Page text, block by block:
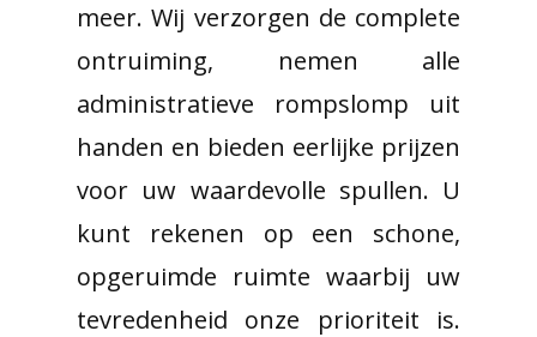
meer. Wij verzorgen de complete
ontruiming, nemen alle
administratieve rompslomp uit
handen en bieden eerlijke prijzen
voor uw waardevolle spullen. U
kunt rekenen op een schone,
opgeruimde ruimte waarbij uw
tevredenheid onze prioriteit is.